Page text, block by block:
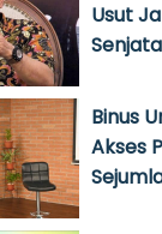
Usut
Binus
Akses